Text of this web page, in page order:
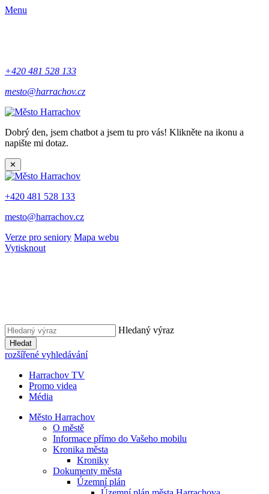
Menu
+420 481 528 133
mesto@harrachov.cz
Dobrý den, jsem chatbot a jsem tu pro vás! Klikněte na ikonu a
napište mi dotaz.
✕
+420 481 528 133
mesto@harrachov.cz
Verze pro seniory Mapa webu
Vytisknout
Hledaný výraz
Hledat
rozšířené vyhledávání
Harrachov TV
Promo videa
Média
Město Harrachov
O městě
Informace přímo do Vašeho mobilu
Kronika města
Kroniky
Dokumenty města
Územní plán